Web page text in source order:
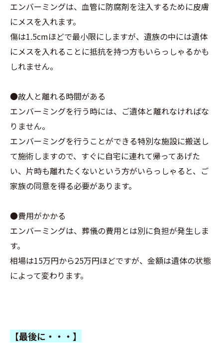
エンバーミングは、血管に防腐剤を注入するために皮膚
にメスを入れます。
傷は1.5cmほどで最小限にしますが、遺族の中には遺体
にメスを入れることに抵抗を持つ方もいらっしゃるかも
しれません。
●故人と離れる時間がある
エンバーミングを行う時には、ご遺体と離れなければな
りません。
エンバーミングを行うことができる特別な施設に搬送し
て施術しますので、すぐに自宅に連れて帰ってあげた
い、片時も離れたくないという方がいらっしゃると、ご
家族の同意を得る必要があります。
●費用がかかる
エンバーミングは、葬儀の費用とは別に負担が発生しま
す。
相場は15万円から25万円ほどですが、金額は遺体の状態
によって変わります。
【最後に・・・】